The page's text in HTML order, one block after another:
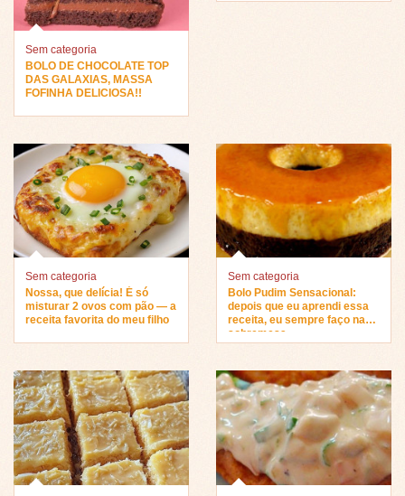
Sem categoria
BOLO DE CHOCOLATE TOP
DAS GALAXIAS, MASSA
FOFINHA DELICIOSA!!
Sem categoria
Nossa, que delícia! É só
misturar 2 ovos com pão — a
receita favorita do meu filho
Sem categoria
Bolo Pudim Sensacional:
depois que eu aprendi essa
receita, eu sempre faço na
sobremesa…